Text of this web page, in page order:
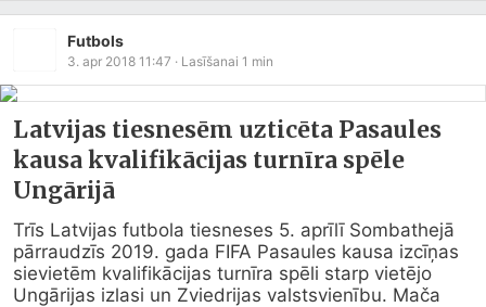
Futbols
3. apr 2018 11:47 · Lasīšanai 1 min
Latvijas tiesnesēm uzticēta Pasaules
kausa kvalifikācijas turnīra spēle
Ungārijā
Trīs Latvijas futbola tiesneses 5. aprīlī Sombathejā
pārraudzīs 2019. gada FIFA Pasaules kausa izcīņas
sievietēm kvalifikācijas turnīra spēli starp vietējo
Ungārijas izlasi un Zviedrijas valstsvienību. Mača